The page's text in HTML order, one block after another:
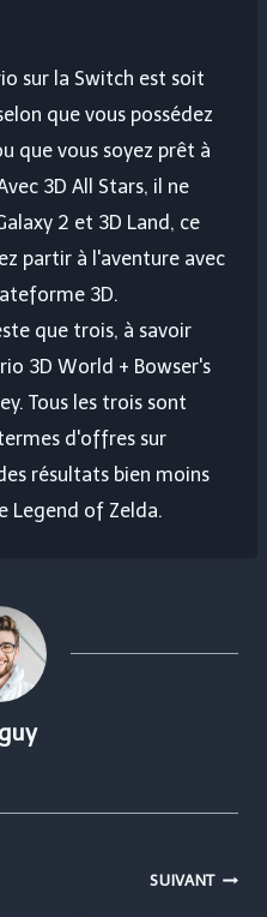
sur la Switch est soit
que vous possédez
que vous soyez prêt à
3D All Stars, il ne
2 et 3D Land, ce
partir à l'aventure avec
3D.
que trois, à savoir
3D World + Bowser's
Tous les trois sont
d'offres sur
résultats bien moins
Legend of Zelda.
SUIVANT